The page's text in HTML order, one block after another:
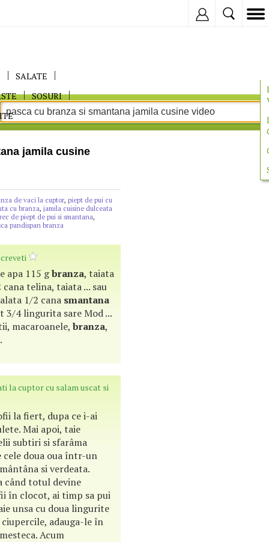
SALATE
SOSURI
jamila cusine
de vaci la cuptor, piept de pui cu
cu branza, jamila cuisine dulceata
de piept de pui si smantana,
pandispan branza
apa 115 gbranza, taiata
telina, taiata ... sau
1/2 cana smantana
3/4 lingurita sare Mod ...
macaroanele, branza,
la cuptor cu salam uscat si
la fiert, dupa ce i-ai
Mai apoi, taie
subtiri si sfarâma
cele doua oua într-un
si verdeata.
când totul devine
în clocot, ai timp sa pui
unsa cu doua lingurite
ciupercile, adauga-le în
Acum